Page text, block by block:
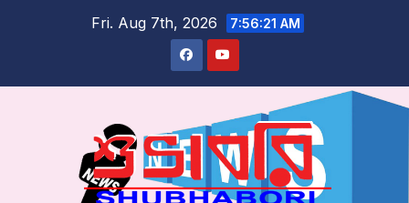
Fri. Aug 7th, 2026 7:56:21 AM